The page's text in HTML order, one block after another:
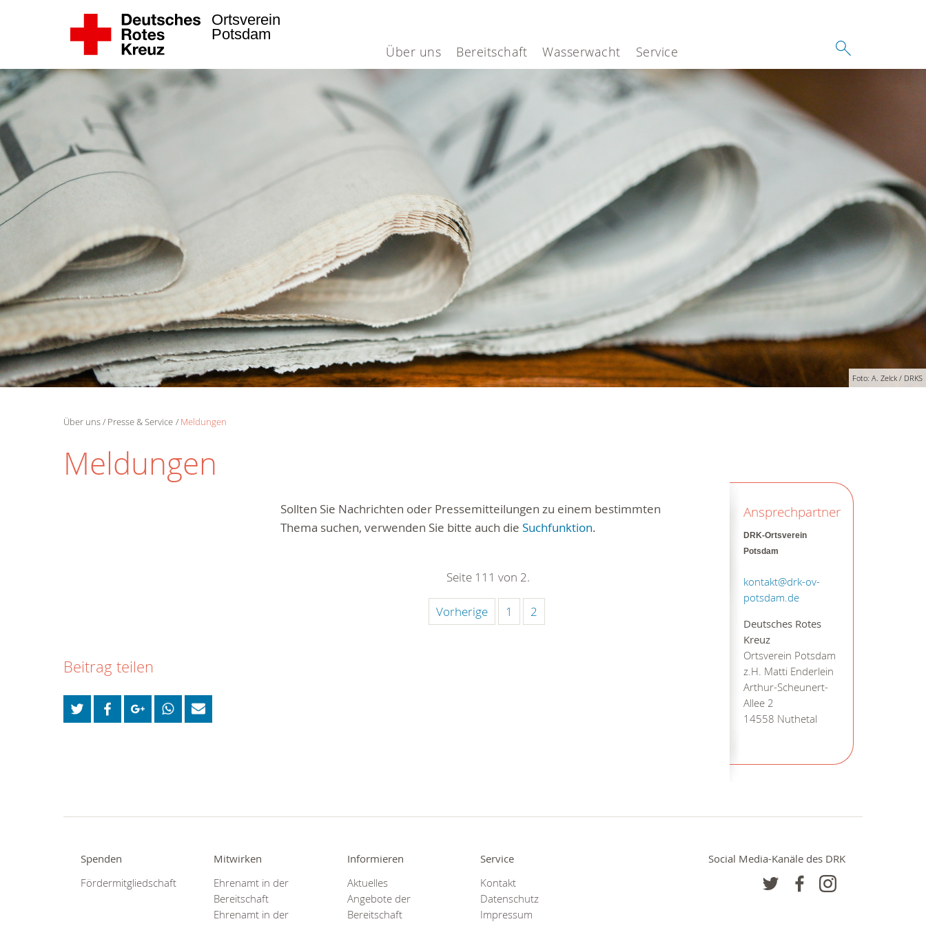
Über uns Bereitschaft Wasserwacht Service
Ortsverein
Potsdam
Foto: A. Zelck / DRKS
Über uns Presse & Service Meldungen
Meldungen
Ansprechpartner
DRK-Ortsverein
Potsdam
kontakt@drk-ov-
potsdam.de
Deutsches Rotes
Kreuz
Ortsverein Potsdam
z.H. Matti Enderlein
Arthur-Scheunert-
Allee 2
14558 Nuthetal
Sollten Sie Nachrichten oder Pressemitteilungen zu einem bestimmten
Thema suchen, verwenden Sie bitte auch die Suchfunktion.
Seite 111 von 2.
Vorherige 1 2
Beitrag teilen
Spenden
Fördermitgliedschaft
Mitwirken
Ehrenamt in der
Bereitschaft
Ehrenamt in der
Informieren
Aktuelles
Angebote der
Bereitschaft
Service
Kontakt
Datenschutz
Impressum
Social Media-Kanäle des DRK